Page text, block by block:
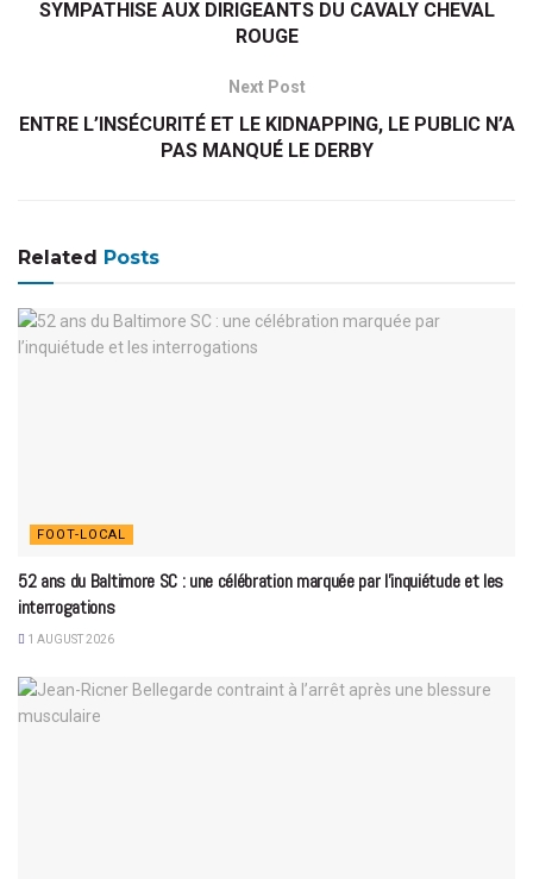
SYMPATHISE AUX DIRIGEANTS DU CAVALY CHEVAL
ROUGE
Next Post
ENTRE L’INSÉCURITÉ ET LE KIDNAPPING, LE PUBLIC N’A
PAS MANQUÉ LE DERBY
Related Posts
FOOT-LOCAL
52 ans du Baltimore SC : une célébration marquée par l’inquiétude et les
interrogations
1 AUGUST 2026